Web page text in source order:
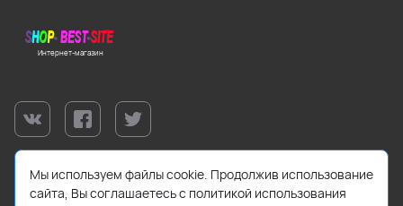
Интернет-магазин
Мы используем файлы cookie. Продолжив использование
сайта, Вы соглашаетесь с политикой использования